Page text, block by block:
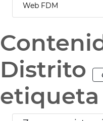
Web FDM
Distrito
etiqueta